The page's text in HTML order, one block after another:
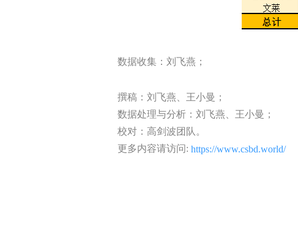
数据收集：刘飞燕；
撰稿：刘飞燕、王小曼；
数据处理与分析：刘飞燕、王小曼；
校对：高剑波团队。
更多内容请访问: https://www.csbd.world/